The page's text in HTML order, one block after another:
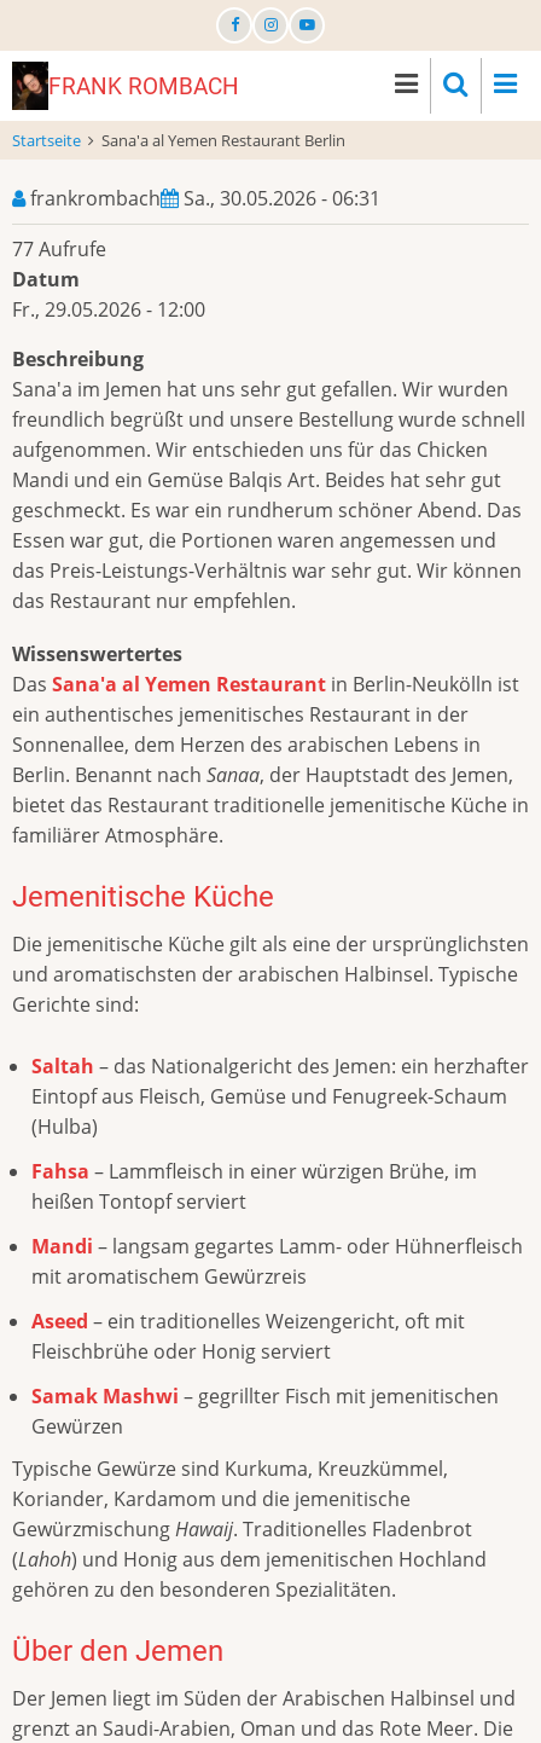
zum
InhaltFRANK ROMBACH
Startseite Sana'a al Yemen Restaurant Berlin
frankrombach
Sa., 30.05.2026 - 06:31
77 Aufrufe
Datum
Fr., 29.05.2026 - 12:00
Beschreibung
Sana'a im Jemen hat uns sehr gut gefallen. Wir wurden
freundlich begrüßt und unsere Bestellung wurde schnell
aufgenommen. Wir entschieden uns für das Chicken
Mandi und ein Gemüse Balqis Art. Beides hat sehr gut
geschmeckt. Es war ein rundherum schöner Abend. Das
Essen war gut, die Portionen waren angemessen und
das Preis-Leistungs-Verhältnis war sehr gut. Wir können
das Restaurant nur empfehlen.
Wissenswertertes
Das Sana'a al Yemen Restaurant in Berlin-Neukölln ist
ein authentisches jemenitisches Restaurant in der
Sonnenallee, dem Herzen des arabischen Lebens in
Berlin. Benannt nach Sanaa, der Hauptstadt des Jemen,
bietet das Restaurant traditionelle jemenitische Küche in
familiärer Atmosphäre.
Jemenitische Küche
Die jemenitische Küche gilt als eine der ursprünglichsten
und aromatischsten der arabischen Halbinsel. Typische
Gerichte sind:
Saltah – das Nationalgericht des Jemen: ein herzhafter
Eintopf aus Fleisch, Gemüse und Fenugreek-Schaum
(Hulba)
Fahsa – Lammfleisch in einer würzigen Brühe, im
heißen Tontopf serviert
Mandi – langsam gegartes Lamm- oder Hühnerfleisch
mit aromatischem Gewürzreis
Aseed – ein traditionelles Weizengericht, oft mit
Fleischbrühe oder Honig serviert
Samak Mashwi – gegrillter Fisch mit jemenitischen
Gewürzen
Typische Gewürze sind Kurkuma, Kreuzkümmel,
Koriander, Kardamom und die jemenitische
GewürzmischungHawaij. Traditionelles Fladenbrot
(Lahoh) und Honig aus dem jemenitischen Hochland
gehören zu den besonderen Spezialitäten.
Über den Jemen
Der Jemen liegt im Süden der Arabischen Halbinsel und
grenzt an Saudi-Arabien, Oman und das Rote Meer. Die